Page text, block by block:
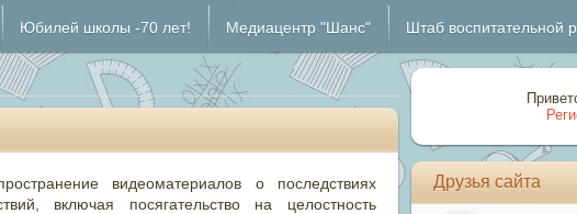
Юбилей школы -70 лет! Медиацентр "Шанс" Штаб воспитательной
видеоматериалов о последствиях
включая посягательство на целостность
Друзья сайта